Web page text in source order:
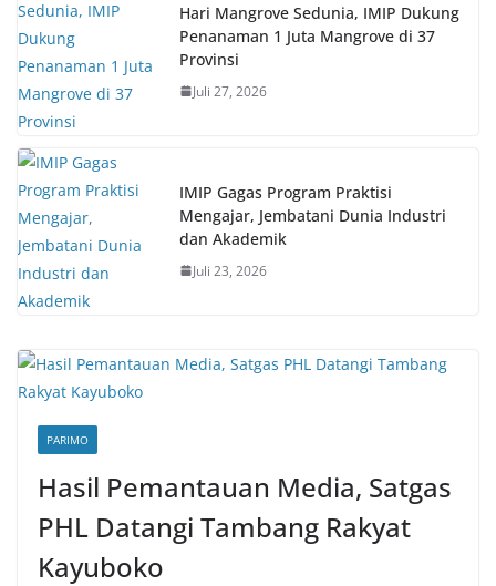
Hari Mangrove Sedunia, IMIP Dukung
Penanaman 1 Juta Mangrove di 37
Provinsi
Juli 27, 2026
IMIP Gagas Program Praktisi
Mengajar, Jembatani Dunia Industri
dan Akademik
Juli 23, 2026
PARIMO
Hasil Pemantauan Media, Satgas
PHL Datangi Tambang Rakyat
Kayuboko